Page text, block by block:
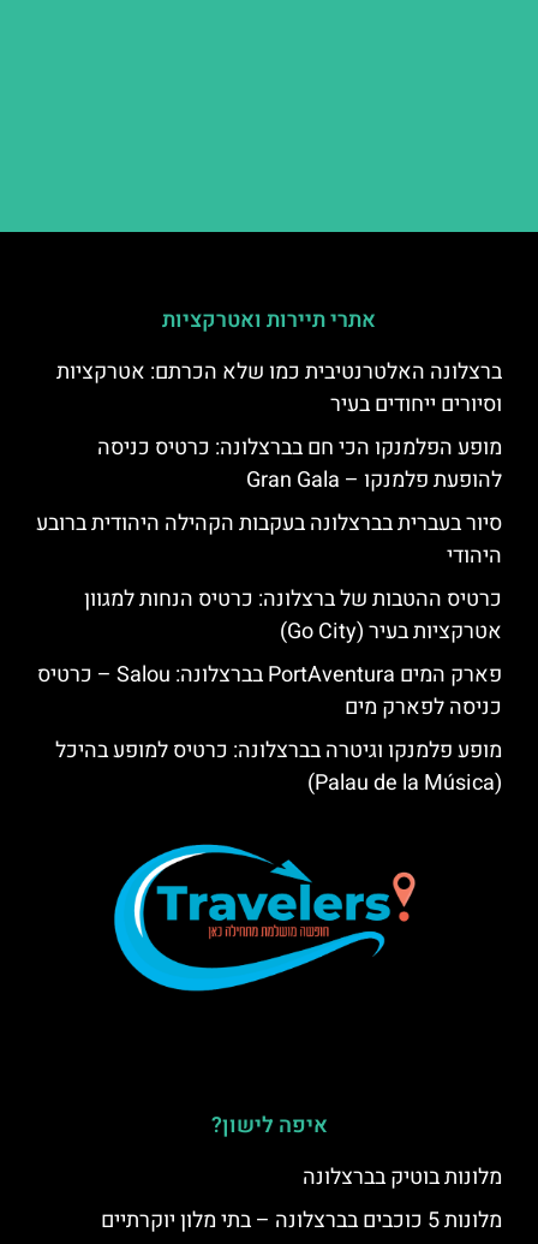
אתרי תיירות ואטרקציות
ברצלונה האלטרנטיבית כמו שלא הכרתם: אטרקציות
וסיורים ייחודים בעיר
מופע הפלמנקו הכי חם בברצלונה: כרטיס כניסה
להופעת פלמנקו – Gran Gala
סיור בעברית בברצלונה בעקבות הקהילה היהודית ברובע
היהודי
כרטיס ההטבות של ברצלונה: כרטיס הנחות למגוון
אטרקציות בעיר (Go City)
פארק המים PortAventura בברצלונה: Salou – כרטיס
כניסה לפארק מים
מופע פלמנקו וגיטרה בברצלונה: כרטיס למופע בהיכל
(Palau de la Música)
איפה לישון?
מלונות בוטיק בברצלונה
מלונות 5 כוכבים בברצלונה – בתי מלון יוקרתיים